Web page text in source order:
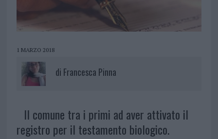
1 MARZO 2018
di Francesca Pinna
Il comune tra i primi ad aver attivato il
registro per il testamento biologico.